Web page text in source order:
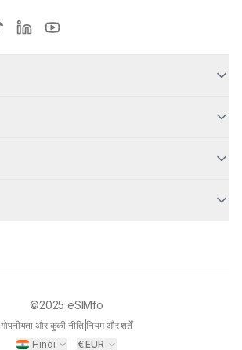
©2025 eSIMfo
गोपनीयता और कुकी नीति|नियम और शर्तें
Hindi
€EUR